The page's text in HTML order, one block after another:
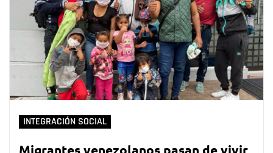
INTEGRACIÓN SOCIAL